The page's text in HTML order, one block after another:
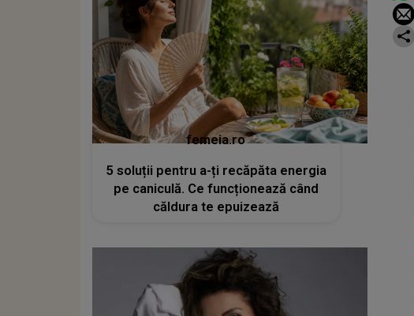
femeia.ro
5 soluții pentru a-ți recăpăta energia
pe caniculă. Ce funcționează când
căldura te epuizează